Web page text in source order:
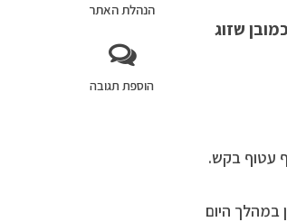
הנהלת האתר
הוספת תגובה
שזוג
עטוף בקש.
במהלך היום